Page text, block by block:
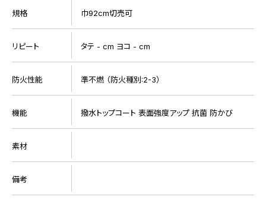
規格 巾92cm切売可
リピート タテ - cm ヨコ - cm
防火性能 準不燃 （防火種別:2-3）
機能 撥水トップコート 表面強度アップ 抗菌 防かび
素材
備考